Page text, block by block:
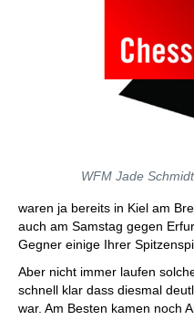
WFM Jade
waren ja bereits in Kiel am
auch am Samstag gegen
Gegner einige Ihrer
Aber nicht immer laufen
schnell klar dass diesmal
war. Am Besten kamen noch